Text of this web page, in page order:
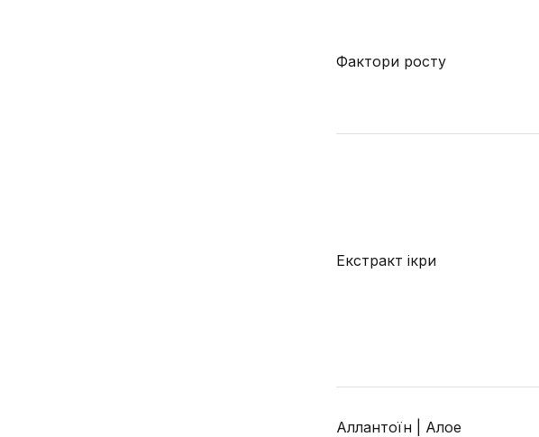
Фактори росту
Екстракт ікри
Аллантоїн | Алое